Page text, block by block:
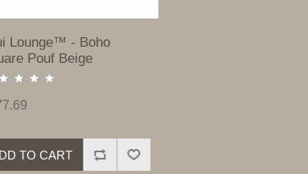
Lounge™ - Boho
Pouf Beige
TO CART